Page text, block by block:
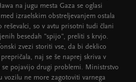
na jugu mesta Gaza se oglasi
izraelskim obstreljevanjem ostala
reševalci, so v avtu prisotni tudi člani
besedah "spijo", preliti s krvjo.
zvezi storiti vse, da bi deklico
naj se še naprej skriva v
se pojavijo drugi problemi. Ministrstvo
vozilu ne more zagotoviti varnega